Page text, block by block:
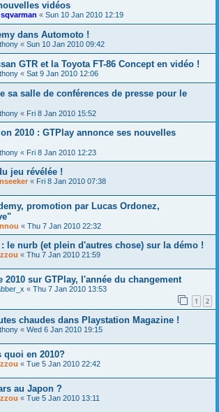
vidéos
« Sun 10 Jan 2010 12:19
dans Automoto !
« Sun 10 Jan 2010 09:42
GTR et la Toyota FT-86 Concept en vidéo !
« Sat 9 Jan 2010 12:06
sa salle de conférences de presse pour le
« Fri 8 Jan 2010 15:52
2010 : GTPlay annonce ses nouvelles
« Fri 8 Jan 2010 12:23
jeu révélée !
« Fri 8 Jan 2010 07:38
promotion par Lucas Ordonez,
« Thu 7 Jan 2010 22:32
: le nurb (et plein d'autres chose) sur la démo !
« Thu 7 Jan 2010 21:59
2010 sur GTPlay, l'année du changement
« Thu 7 Jan 2010 13:53
1 2
chaudes dans Playstation Magazine !
« Wed 6 Jan 2010 19:15
quoi en 2010?
« Tue 5 Jan 2010 22:42
au Japon ?
« Tue 5 Jan 2010 13:11